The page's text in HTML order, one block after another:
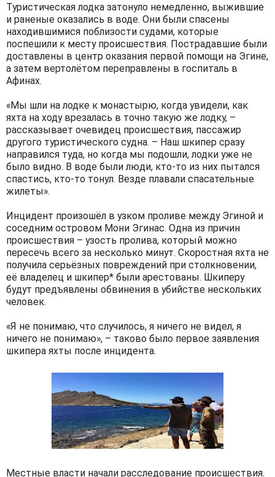
Туристическая лодка затонуло немедленно, выжившие
и раненые оказались в воде. Они были спасены
находившимися поблизости судами, которые
поспешили к месту происшествия. Пострадавшие были
доставлены в центр оказания первой помощи на Эгине,
а затем вертолётом переправлены в госпиталь в
Афинах.
«Мы шли на лодке к монастырю, когда увидели, как
яхта на ходу врезалась в точно такую же лодку, –
рассказывает очевидец происшествия, пассажир
другого туристического судна. – Наш шкипер сразу
направился туда, но когда мы подошли, лодки уже не
было видно. В воде были люди, кто-то из них пытался
спастись, кто-то тонул. Везде плавали спасательные
жилеты».
Инцидент произошёл в узком проливе между Эгиной и
соседним островом Мони Эгинас. Одна из причин
происшествия – узость пролива, который можно
пересечь всего за несколько минут. Скоростная яхта не
получила серьёзных повреждений при столкновении,
её владелец и шкипер* были арестованы. Шкиперу
будут предъявлены обвинения в убийстве нескольких
человек.
«Я не понимаю, что случилось, я ничего не видел, я
ничего не понимаю», – таково было первое заявления
шкипера яхты после инцидента.
Местные власти начали расследование происшествия.